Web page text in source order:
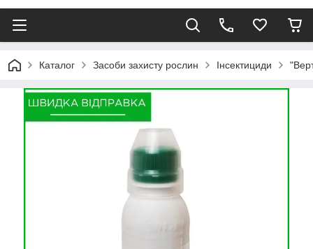
Каталог Засоби захисту рослин Інсектициди